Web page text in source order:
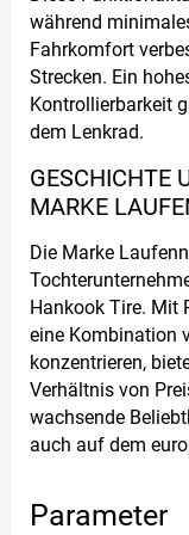
während
Fahrkomfort
Strecken. Ein
Kontrollierbarkeit
dem Lenkrad.
GESCHICHTE
MARKE
Die Marke
Hankook Tire. Mit
eine Kombination
konzentrieren,
Verhältnis von
wachsende
auch auf dem
Parameter